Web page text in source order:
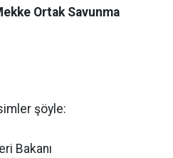
Ortak Savunma
şöyle:
Bakanı